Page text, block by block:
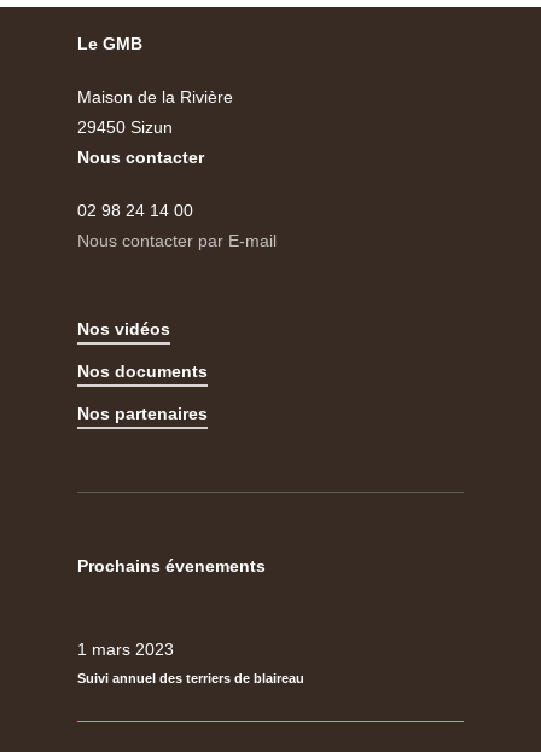
Le GMB
Maison de la Rivière
29450 Sizun
Nous contacter
02 98 24 14 00
Nous contacter par E-mail
Nos vidéos
Nos documents
Nos partenaires
Prochains évenements
1 mars 2023
Suivi annuel des terriers de blaireau